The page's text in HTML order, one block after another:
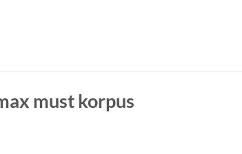
must korpus